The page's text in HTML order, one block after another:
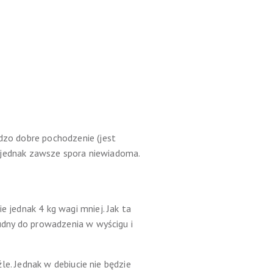
dobre pochodzenie (jest
zawsze spora niewiadoma.
jednak 4 kg wagi mniej. Jak ta
do prowadzenia w wyścigu i
Jednak w debiucie nie będzie